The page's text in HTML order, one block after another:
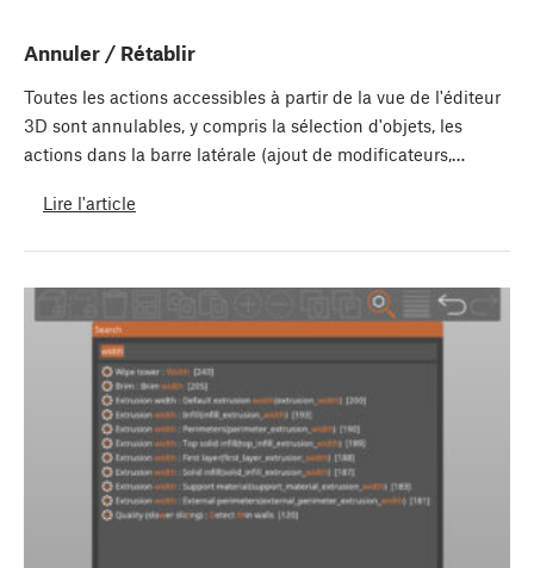
Annuler / Rétablir
Toutes les actions accessibles à partir de la vue de l'éditeur
3D sont annulables, y compris la sélection d'objets, les
actions dans la barre latérale (ajout de modificateurs,…
Lire l'article